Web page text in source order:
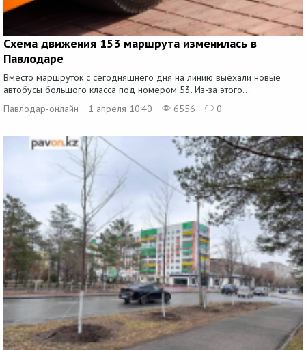
Схема движения 153 маршрута изменилась в
Павлодаре
Вместо маршруток с сегодняшнего дня на линию выехали новые
автобусы большого класса под номером 53. Из-за этого...
Павлодар-онлайн
1 апреля 10:40 6556 0